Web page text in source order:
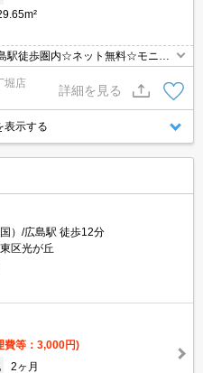
駅徒歩圏内☆ネット無料☆モニタ
物の受け取り可能な宅配ボック
堀店
詳細を見る
表示する
）/広島駅 徒歩12分
区光が丘
費等：3,000円)
2ヶ月